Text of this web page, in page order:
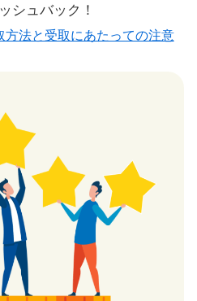
シュバック！
法と受取にあたっての注意